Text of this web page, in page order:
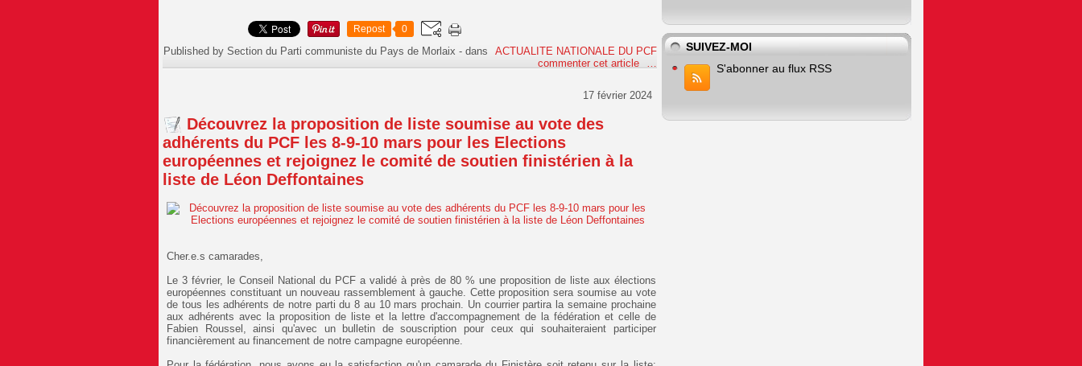
Repost 0
Published by Section du Parti communiste du Pays de Morlaix -dans
ACTUALITE NATIONALE DU PCF
commenter cet article
…
17 février 2024
Découvrez la proposition de liste soumise au vote des
adhérents du PCF les 8-9-10 mars pour les Elections
européennes et rejoignez le comité de soutien finistérien à la
liste de Léon Deffontaines
Cher.e.s camarades,
Le 3 février, le Conseil National du PCF a validé à près de 80 % une proposition de liste aux élections
européennes constituant un nouveau rassemblement à gauche. Cette proposition sera soumise au vote
de tous les adhérents de notre parti du 8 au 10 mars prochain. Un courrier partira la semaine prochaine
aux adhérents avec la proposition de liste et la lettre d'accompagnement de la fédération et celle de
Fabien Roussel, ainsi qu'avec un bulletin de souscription pour ceux qui souhaiteraient participer
financièrement au financement de notre campagne européenne.
SUIVEZ-MOI
S'abonner au flux RSS